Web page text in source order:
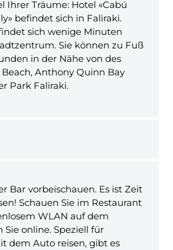
Ihrer Träume: Hotel «Cabú
befindet sich in Faliraki.
sich wenige Minuten
Sie können zu Fuß
in der Nähe von des
Anthony Quinn Bay
Park Faliraki.
Bar vorbeischauen. Es ist Zeit
Schauen Sie im Restaurant
WLAN auf dem
Sie online. Speziell für
dem Auto reisen, gibt es